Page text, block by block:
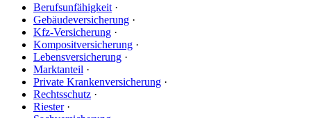
Berufsunfähigkeit ·
Gebäudeversicherung ·
Kfz-Versicherung ·
Kompositversicherung ·
Lebensversicherung ·
Marktanteil ·
Private Krankenversicherung ·
Rechtsschutz ·
Riester·